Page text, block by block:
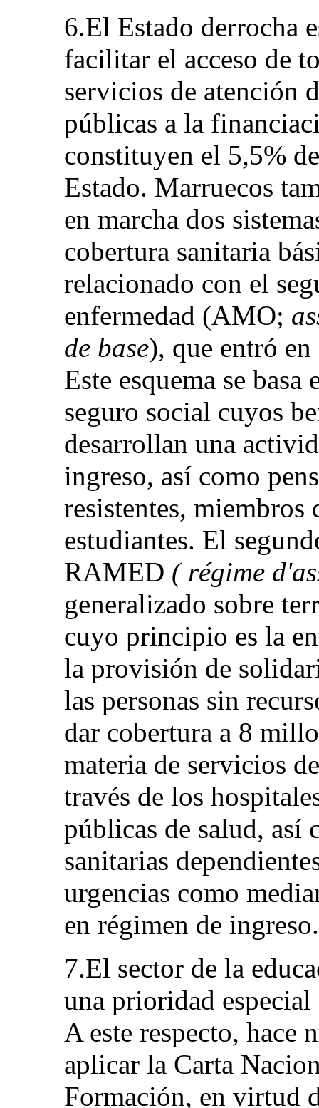
6.El Estado derrocha
facilitar el acceso de
servicios de atención
públicas a la
constituyen el 5,5%
Estado. Marruecos
en marcha dos
cobertura sanitaria
relacionado con el
enfermedad (AMO;
de base), que entró
Este esquema se
seguro social cuyos
desarrollan una
ingreso, así como
resistentes,
estudiantes. El
RAMED ( régime
generalizado sobre
cuyo principio es la
la provisión de
las personas sin
dar cobertura a 8
materia de servicios
través de los
públicas de salud, así
sanitarias
urgencias como
en régimen de ingreso.
7.El sector de la
una prioridad
A este respecto, hace
aplicar la Carta
Formación, en virtud